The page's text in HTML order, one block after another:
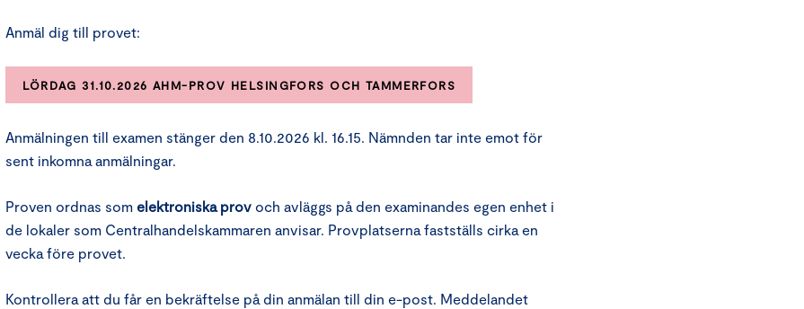
Anmäl dig till provet:
LÖRDAG 31.10.2026 AHM-PROV HELSINGFORS OCH TAMMERFORS
Anmälningen till examen stänger den 8.10.2026 kl. 16.15. Nämnden tar inte emot för
sent inkomna anmälningar.
Proven ordnas som elektroniska prov och avläggs på den examinandes egen enhet i
de lokaler som Centralhandelskammaren anvisar. Provplatserna fastställs cirka en
vecka före provet.
Kontrollera att du får en bekräftelse på din anmälan till din e-post. Meddelandet